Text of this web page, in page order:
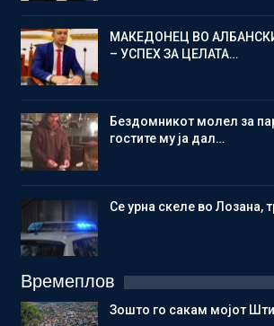
МАКЕДОНЕЦ ВО
– УСПЕХ ЗА ЦЕЛАТА…
Бездомникот молел за
гостите му ја дал…
Се урна скеле во Лозана,
Времеплов
Зошто го сакам мојот